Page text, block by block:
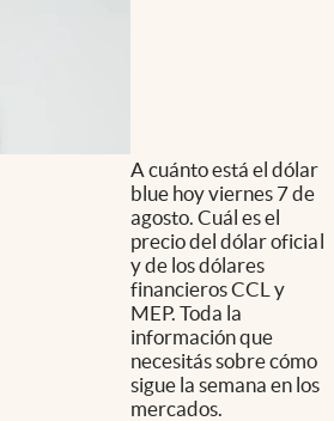
A cuánto está el dólar
blue hoy viernes 7 de
agosto. Cuál es el
precio del dólar oficial
y de los dólares
financieros CCL y
MEP. Toda la
información que
necesitás sobre cómo
sigue la semana en los
mercados.